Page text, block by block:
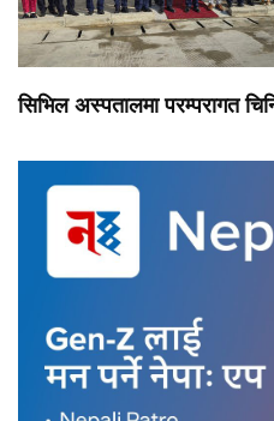
सिभिल अस्पतालमा परम्परागत